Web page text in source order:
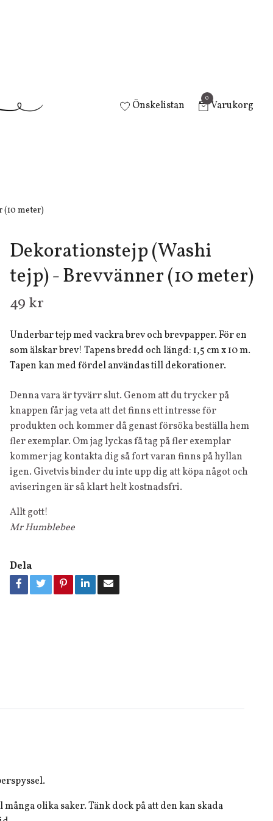
Önskelistan
0
Varukorg
meter)
Dekorationstejp (Washi
tejp) - Brevvänner (10 meter)
49 kr
Underbar tejp med vackra brev och brevpapper. För en
som älskar brev! Tapens bredd och längd: 1,5 cm x 10 m.
Tapen kan med fördel användas till dekorationer.
Denna vara är tyvärr slut. Genom att du trycker på
knappen får jag veta att det finns ett intresse för
produkten och kommer då genast försöka beställa hem
fler exemplar. Om jag lyckas få tag på fler exemplar
kommer jag kontakta dig så fort varan finns på hyllan
igen. Givetvis binder du inte upp dig att köpa något och
aviseringen är så klart helt kostnadsfri.
Allt gott!
Mr Humblebee
Dela
olika saker. Tänk dock på att den kan skada